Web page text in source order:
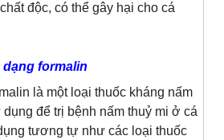
độc, có thể gây hại cho cá
formalin
loại thuốc kháng nấm
để trị bệnh nấm thuỷ mi ở cá
tương tự như các loại thuốc